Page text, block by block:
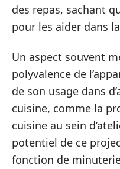
des repas, sachant
pour les aider dans
Un aspect souvent
polyvalence de
de son usage dans
cuisine, comme la
cuisine au sein
potentiel de ce
fonction de